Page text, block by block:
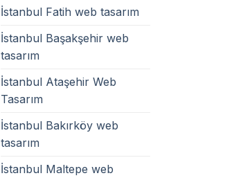
İstanbul Fatih web tasarım
İstanbul Başakşehir web
tasarım
İstanbul Ataşehir Web
Tasarım
İstanbul Bakırköy web
tasarım
İstanbul Maltepe web